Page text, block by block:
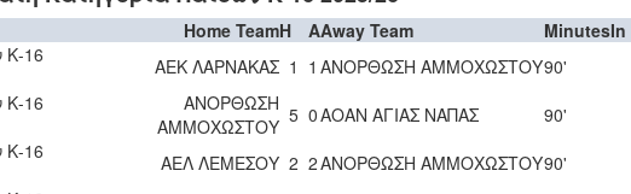
Home TeamH AAway Team MinutesIn
Κ-16
ΑΕΚ ΛΑΡΝΑΚΑΣ 1 1 ΑΝΟΡΘΩΣΗ ΑΜΜΟΧΩΣΤΟΥ90'
Κ-16
ΑΝΟΡΘΩΣΗ
ΑΜΜΟΧΩΣΤΟΥ 5 0ΑΟΑΝ ΑΓΙΑΣ ΝΑΠΑΣ
90'
Κ-16
ΑΕΛ ΛΕΜΕΣΟΥ 2 2ΑΝΟΡΘΩΣΗ ΑΜΜΟΧΩΣΤΟΥ90'